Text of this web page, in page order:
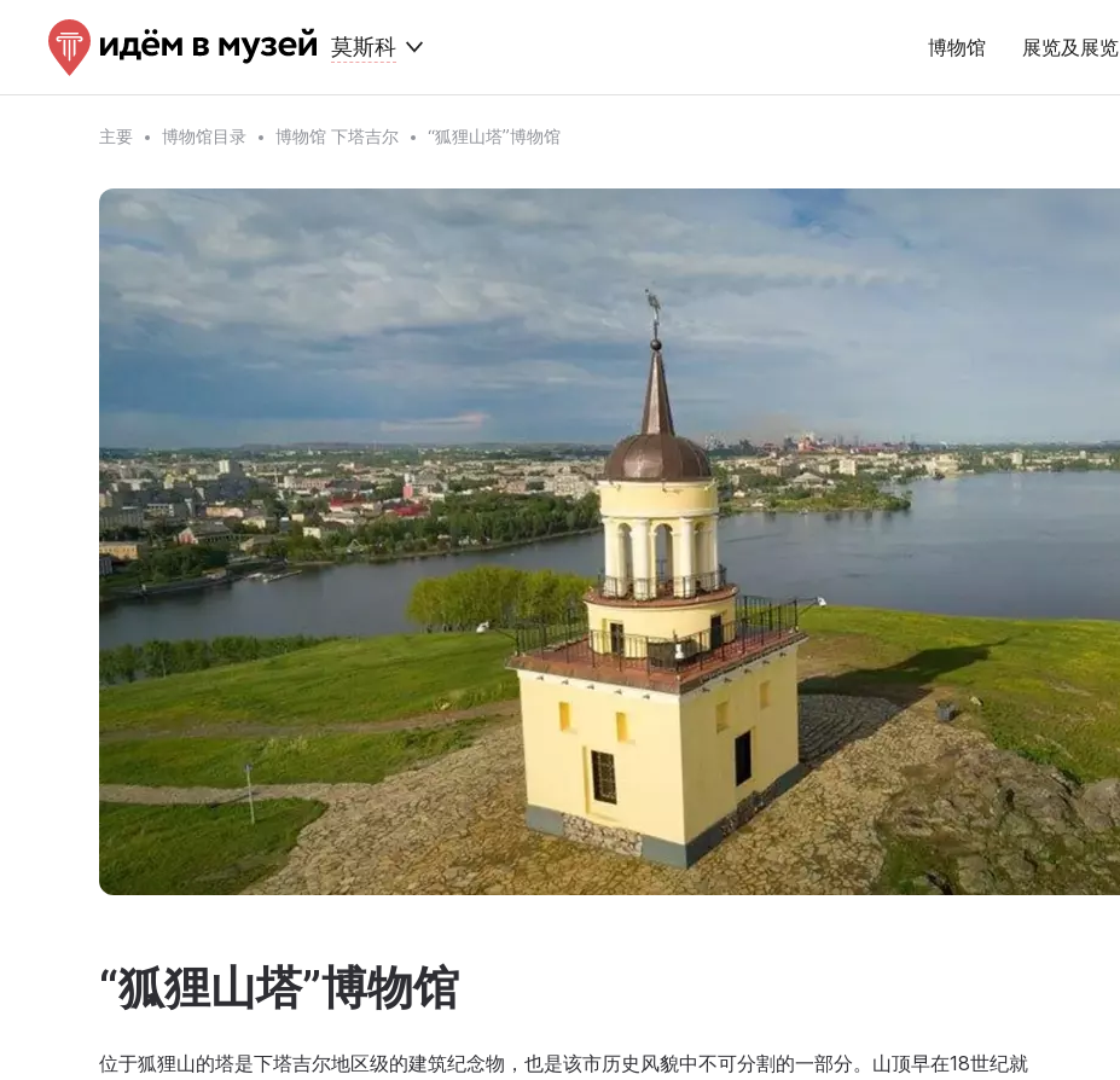
莫斯科 博物馆 展览及展览
主要 博物馆目录 博物馆 下塔吉尔 “狐狸山塔”博物馆
“狐狸山塔”博物馆
位于狐狸山的塔是下塔吉尔地区级的建筑纪念物，也是该市历史风貌中不可分割的一部分。山顶早在18世纪就